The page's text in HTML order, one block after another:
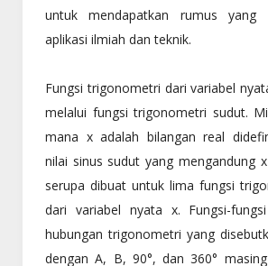
untuk mendapatkan rumus yang
aplikasi ilmiah dan teknik.
Fungsi trigonometri dari variabel
melalui fungsi trigonometri sudut.
mana x adalah bilangan real
nilai sinus sudut yang mengandung
serupa dibuat untuk lima fungsi
dari variabel nyata x. Fungsi-
hubungan trigonometri yang
dengan A, B, 90°, dan 360°